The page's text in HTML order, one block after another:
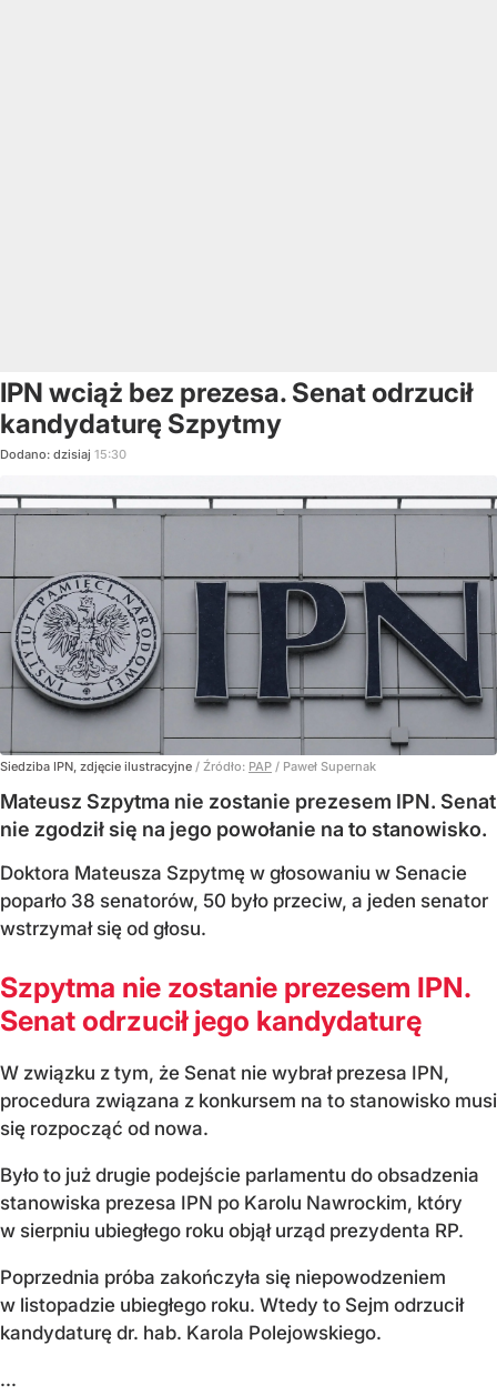
IPN wciąż bez prezesa. Senat odrzucił
kandydaturę Szpytmy
Dodano: dzisiaj 15:30
Siedziba IPN, zdjęcie ilustracyjne / Źródło: PAP / Paweł Supernak
Mateusz Szpytma nie zostanie prezesem IPN. Senat
nie zgodził się na jego powołanie na to stanowisko.
Doktora Mateusza Szpytmę w głosowaniu w Senacie
poparło 38 senatorów, 50 było przeciw, a jeden senator
wstrzymał się od głosu.
Szpytma nie zostanie prezesem IPN.
Senat odrzucił jego kandydaturę
W związku z tym, że Senat nie wybrał prezesa IPN,
procedura związana z konkursem na to stanowisko musi
się rozpocząć od nowa.
Było to już drugie podejście parlamentu do obsadzenia
stanowiska prezesa IPN po Karolu Nawrockim, który
w sierpniu ubiegłego roku objął urząd prezydenta RP.
Poprzednia próba zakończyła się niepowodzeniem
w listopadzie ubiegłego roku. Wtedy to Sejm odrzucił
kandydaturę dr. hab. Karola Polejowskiego.
...